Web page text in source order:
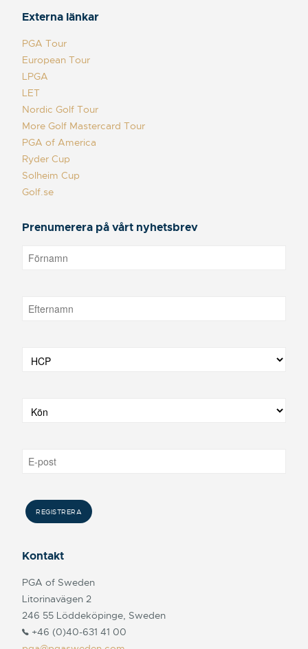
Externa länkar
PGA Tour
European Tour
LPGA
LET
Nordic Golf Tour
More Golf Mastercard Tour
PGA of America
Ryder Cup
Solheim Cup
Golf.se
Prenumerera på vårt nyhetsbrev
Kontakt
PGA of Sweden
Litorinavägen 2
246 55 Löddeköpinge, Sweden
+46 (0)40-631 41 00